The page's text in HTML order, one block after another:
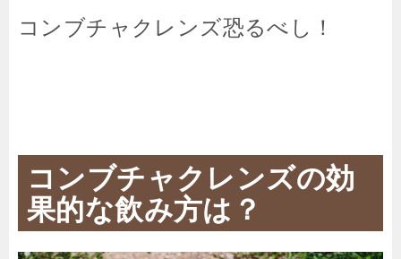
コンブチャクレンズ恐るべし！
コンブチャクレンズの効
果的な飲み方は？